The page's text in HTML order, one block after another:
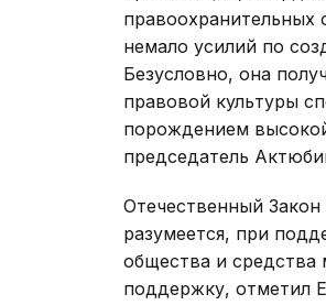
правоохранительных
немало усилий по
Безусловно, она
правовой культуры
порождением
председатель
Отечественный
разумеется, при
общества и
поддержку, отметил